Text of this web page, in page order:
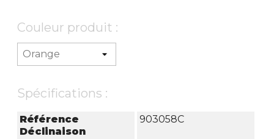
Couleur produit :
Spécifications :
Référence
Déclinaison
903058C